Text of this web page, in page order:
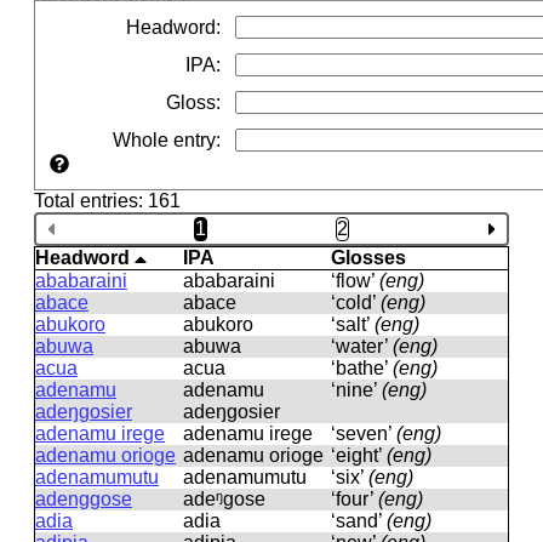
Headword:
IPA:
Gloss:
Whole entry:
Total entries: 161
1
2
Headword
IPA
Glosses
ababaraini
ababaraini ‘flow’ (eng)
abace
abace ‘cold’ (eng)
abukoro
abukoro ‘salt’ (eng)
abuwa
abuwa ‘water’ (eng)
acua
acua ‘bathe’ (eng)
adenamu
adeŋgosier
adenamu
adeŋɡosier
‘nine’ (eng)
adenamu irege adenamu ireɡe ‘seven’ (eng)
adenamu orioge adenamu orioɡe ‘eight’ (eng)
adenamumutu
adenamumutu ‘six’ (eng)
adenggose
adeᵑɡose ‘four’ (eng)
adia
adia ‘sand’ (eng)